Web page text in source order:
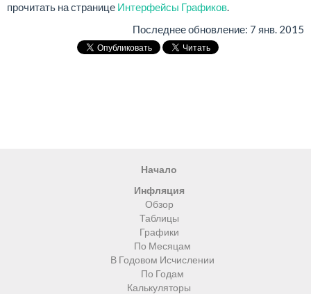
прочитать на странице Интерфейсы Графиков.
Последнее обновление: 7 янв. 2015
Начало
Инфляция
Обзор
Таблицы
Графики
По Месяцам
В Годовом Исчислении
По Годам
Калькуляторы